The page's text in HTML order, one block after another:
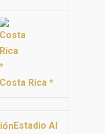
Costa Rica *
Estadio Al